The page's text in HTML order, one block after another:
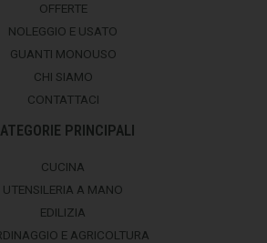
OFFERTE
NOLEGGIO E USATO
GUANTI MONOUSO
CHI SIAMO
CONTATTACI
PRINCIPALI
CUCINA
UTENSILERIA A MANO
EDILIZIA
E AGRICOLTURA